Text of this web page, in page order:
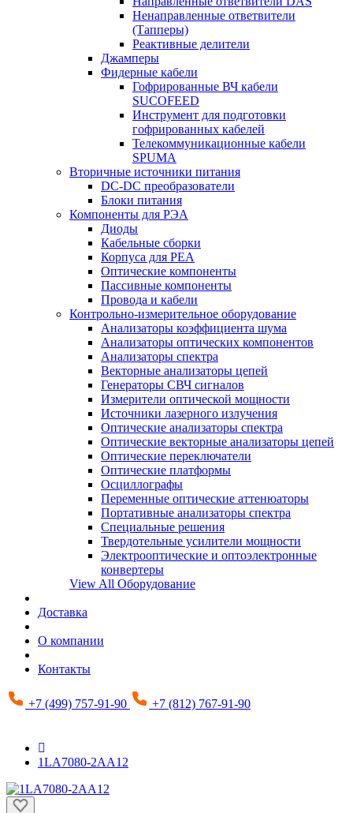
Ненаправленные ответвители
(Тапперы)
Реактивные делители
Джамперы
Фидерные кабели
Гофрированные ВЧ кабели
SUCOFEED
Инструмент для подготовки
гофрированных кабелей
Телекоммуникационные кабели
SPUMA
Вторичные источники питания
DC-DC преобразователи
Блоки питания
Компоненты для РЭА
Диоды
Кабельные сборки
Корпуса для РЕА
Оптические компоненты
Пассивные компоненты
Провода и кабели
Контрольно-измерительное оборудование
Анализаторы коэффициента шума
Анализаторы оптических компонентов
Анализаторы спектра
Векторные анализаторы цепей
Генераторы СВЧ сигналов
Измерители оптической мощности
Источники лазерного излучения
Оптические анализаторы спектра
Оптические векторные анализаторы цепей
Оптические переключатели
Оптические платформы
Осциллографы
Переменные оптические аттенюаторы
Портативные анализаторы спектра
Специальные решения
Твердотельные усилители мощности
Электрооптические и оптоэлектронные
конвертеры
View All Оборудование
Доставка
О компании
Контакты
+7 (499) 757-91-90 +7 (812) 767-91-90
1LA7080-2AA12